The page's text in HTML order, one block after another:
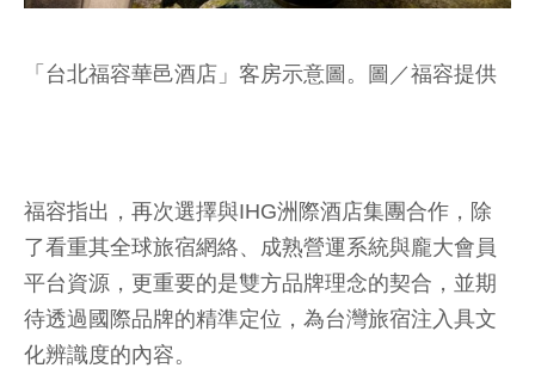
「台北福容華邑酒店」客房示意圖。圖／福容提供
福容指出，再次選擇與IHG洲際酒店集團合作，除
了看重其全球旅宿網絡、成熟營運系統與龐大會員
平台資源，更重要的是雙方品牌理念的契合，並期
待透過國際品牌的精準定位，為台灣旅宿注入具文
化辨識度的內容。